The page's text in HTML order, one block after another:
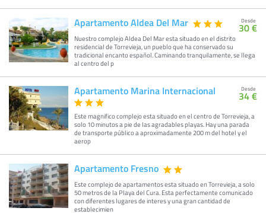
Apartamento Aldea Del Mar
Nuestro complejo Aldea Del Mar esta situado en el distrito
residencial de Torrevieja, un pueblo que ha conservado su
tradicional encanto español. Caminando tranquilamente, se llega
al centro del p
Desde
30 €
Apartamento Marina Internacional
Este magnifico complejo esta situado en el centro de Torrevieja, a
solo 10 minutos a pie de las agradables playas. Hay una parada
de transporte público a aproximadamente 200 m del hotel y el
aerop
Desde
34 €
Apartamento Fresno
Este complejo de apartamentos esta situado en Torrevieja, a solo
50 metros de la Playa del Cura. Esta perfectamente comunicado
con diferentes lugares de interes y una gran cantidad de
establecimien